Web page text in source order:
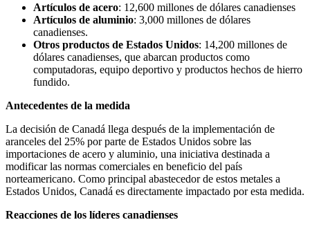
Artículos de acero: 12,600 millones de dólares canadienses
Artículos de aluminio: 3,000 millones de dólares
canadienses.​
Otros productos de Estados Unidos: 14,200 millones de
dólares canadienses, que abarcan productos como
computadoras, equipo deportivo y productos hechos de hierro
fundido.
Antecedentes de la medida
La decisión de Canadá llega después de la implementación de
aranceles del 25% por parte de Estados Unidos sobre las
importaciones de acero y aluminio, una iniciativa destinada a
modificar las normas comerciales en beneficio del país
norteamericano. Como principal abastecedor de estos metales a
Estados Unidos, Canadá es directamente impactado por esta medida.
Reacciones de los líderes canadienses